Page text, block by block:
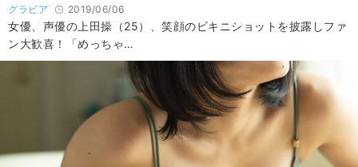
グラビア 2019/06/06
女優、声優の上田操（25）、笑顔のビキニショットを披露しファ
ン大歓喜！「めっちゃ…